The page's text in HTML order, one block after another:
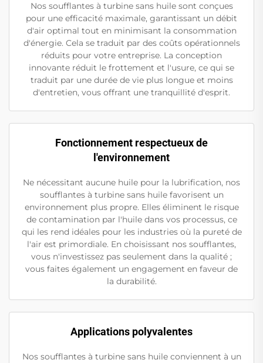
Nos soufflantes à turbine sans huile sont conçues
pour une efficacité maximale, garantissant un débit
d'air optimal tout en minimisant la consommation
d'énergie. Cela se traduit par des coûts opérationnels
réduits pour votre entreprise. La conception
innovante réduit le frottement et l'usure, ce qui se
traduit par une durée de vie plus longue et moins
d'entretien, vous offrant une tranquillité d'esprit.
Fonctionnement respectueux de
l'environnement
Ne nécessitant aucune huile pour la lubrification, nos
soufflantes à turbine sans huile favorisent un
environnement plus propre. Elles éliminent le risque
de contamination par l'huile dans vos processus, ce
qui les rend idéales pour les industries où la pureté de
l'air est primordiale. En choisissant nos soufflantes,
vous n'investissez pas seulement dans la qualité ;
vous faites également un engagement en faveur de
la durabilité.
Applications polyvalentes
Nos soufflantes à turbine sans huile conviennent à un